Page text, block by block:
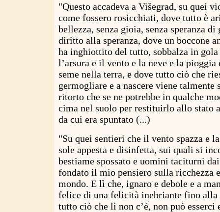
"Questo accadeva a Višegrad, su quei
come fossero rosicchiati, dove tutto è
bellezza, senza gioia, senza speranza di
diritto alla speranza, dove un boccone
ha inghiottito del tutto, sobbalza in gola
l’arsura e il vento e la neve e la
seme nella terra, e dove tutto ciò che
germogliare e a nascere viene talmente
ritorto che se ne potrebbe in qualche
cima nel suolo per restituirlo allo stato
da cui era spuntato (...)
"Su quei sentieri che il vento spazza e
sole appesta e disinfetta, sui quali si
bestiame spossato e uomini taciturni
fondato il mio pensiero sulla ricchezza
mondo. E lì che, ignaro e debole e a
felice di una felicità inebriante fino
tutto ciò che lì non c’è, non può esserci